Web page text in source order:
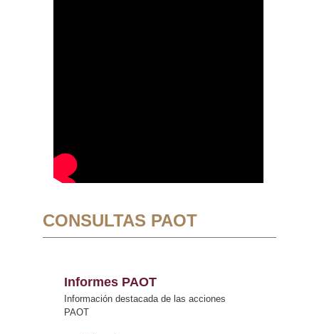
CONSULTAS PAOT
Informes PAOT
Información destacada de las acciones
PAOT